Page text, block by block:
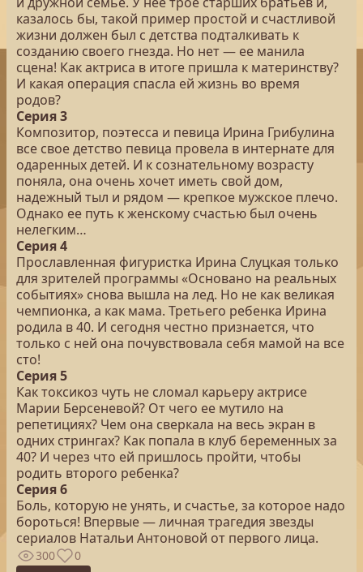
казалось бы, такой пример простой и счастливой
жизни должен был с детства подталкивать к
созданию своего гнезда. Но нет — ее манила
сцена! Как актриса в итоге пришла к материнству?
И какая операция спасла ей жизнь во время
родов?
Серия 3
Композитор, поэтесса и певица Ирина Грибулина
все свое детство певица провела в интернате для
одаренных детей. И к сознательному возрасту
поняла, она очень хочет иметь свой дом,
надежный тыл и рядом — крепкое мужское плечо.
Однако ее путь к женскому счастью был очень
нелегким…
Серия 4
Прославленная фигуристка Ирина Слуцкая только
для зрителей программы «Основано на реальных
событиях» снова вышла на лед. Но не как великая
чемпионка, а как мама. Третьего ребенка Ирина
родила в 40. И сегодня честно признается, что
только с ней она почувствовала себя мамой на все
сто!
Серия 5
Как токсикоз чуть не сломал карьеру актрисе
Марии Берсеневой? От чего ее мутило на
репетициях? Чем она сверкала на весь экран в
одних стрингах? Как попала в клуб беременных за
40? И через что ей пришлось пройти, чтобы
родить второго ребенка?
Серия 6
Боль, которую не унять, и счастье, за которое надо
бороться! Впервые — личная трагедия звезды
сериалов Натальи Антоновой от первого лица.
300 0